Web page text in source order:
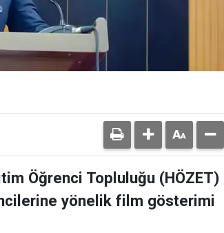
Öğrenci Topluluğu (HÖZET)
yönelik film gösterimi